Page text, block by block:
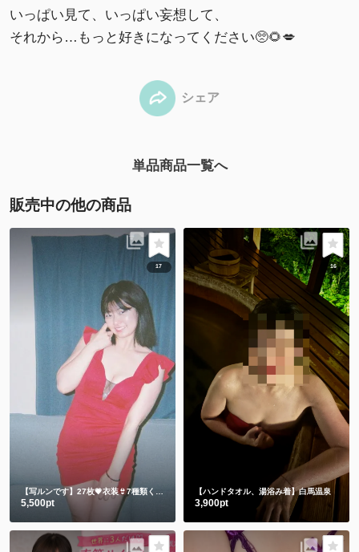
いっぱい見て、いっぱい妄想して、
それから…もっと好きになってください🥺🌻💋
シェア
単品商品一覧へ
販売中の他の商品
17
5,500pt
16
【ハンドタオル、湯浴み着】白馬温泉
3,900pt